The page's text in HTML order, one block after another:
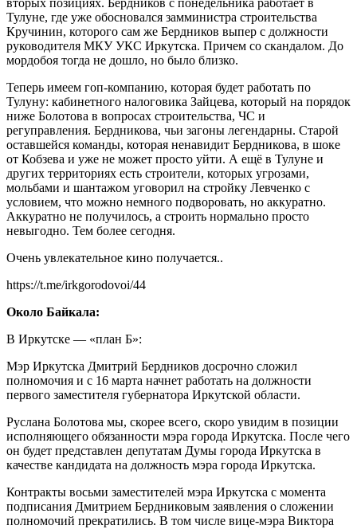
Тулуне, где уже обосновался замминистра строительства
Кручинин, которого сам же Бердников выпер с должности
руководителя МКУ УКС Иркутска. Причем со скандалом. До
мордобоя тогда не дошло, но было близко.
Теперь имеем гоп-компанию, которая будет работать по
Тулуну: кабинетного налоговика Зайцева, который на порядок
ниже Болотова в вопросах строительства, ЧС и
регуправления. Бердникова, чьи загоны легендарны. Старой
оставшейся команды, которая ненавидит Бердникова, в шоке
от Кобзева и уже не может просто уйти. А ещё в Тулуне и
других территориях есть строители, которых угрозами,
мольбами и шантажом уговорил на стройку Левченко с
условием, что можно немного подворовать, но аккуратно.
Аккуратно не получилось, а строить нормально просто
невыгодно. Тем более сегодня.
Очень увлекательное кино получается..
https://t.me/irkgorodovoi/44
Около Байкала:
В Иркутске — «план Б»:
Мэр Иркутска Дмитрий Бердников досрочно сложил
полномочия и с 16 марта начнет работать на должности
первого заместителя губернатора Иркутской области.
Руслана Болотова мы, скорее всего, скоро увидим в позиции
исполняющего обязанности мэра города Иркутска. После чего
он будет представлен депутатам Думы города Иркутска в
качестве кандидата на должность мэра города Иркутска.
Контракты восьми заместителей мэра Иркутска с момента
подписания Дмитрием Бердниковым заявления о сложении
полномочий прекратились. В том числе вице-мэра Виктора